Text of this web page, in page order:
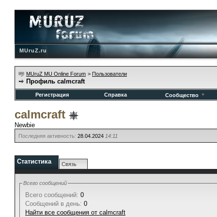
MUruZ.ru
MUruZ MU Online Forum > Пользователи
Профиль calmcraft
Регистрация Справка Сообщество
calmcraft
Newbie
Последняя активность: 28.04.2024 14:11
Статистика Связь
Всего сообщений
Всего сообщений: 0
Сообщений в день: 0
Найти все сообщения от calmcraft